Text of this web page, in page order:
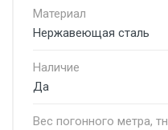
Материал
Нержавеющая сталь
Наличие
Да
Вес погонного метра, тн